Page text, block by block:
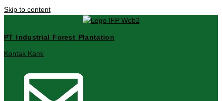
Skip to content
PT Industrial Forest Plantation
Kontak Kami